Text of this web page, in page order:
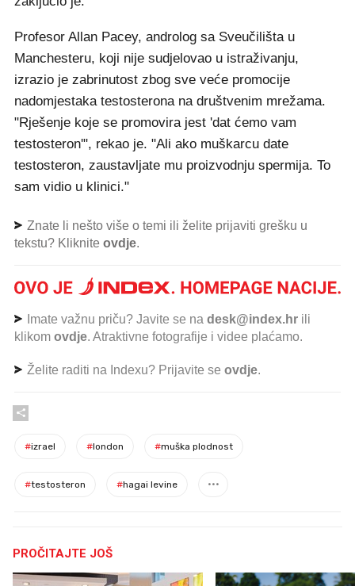
Profesor Allan Pacey, androlog sa Sveučilišta u
Manchesteru, koji nije sudjelovao u istraživanju,
izrazio je zabrinutost zbog sve veće promocije
nadomjestaka testosterona na društvenim mrežama.
"Rješenje koje se promovira jest 'dat ćemo vam
testosteron'", rekao je. "Ali ako muškarcu date
testosteron, zaustavljate mu proizvodnju spermija. To
sam vidio u klinici."
Znate li nešto više o temi ili želite prijaviti grešku u
tekstu? Kliknite ovdje.
Imate važnu priču? Javite se na desk@index.hr ili
klikom ovdje. Atraktivne fotografije i videe plaćamo.
Želite raditi na Indexu? Prijavite se ovdje.
#izrael #london #muška plodnost
#testosteron #hagai levine
PROČITAJTE JOŠ